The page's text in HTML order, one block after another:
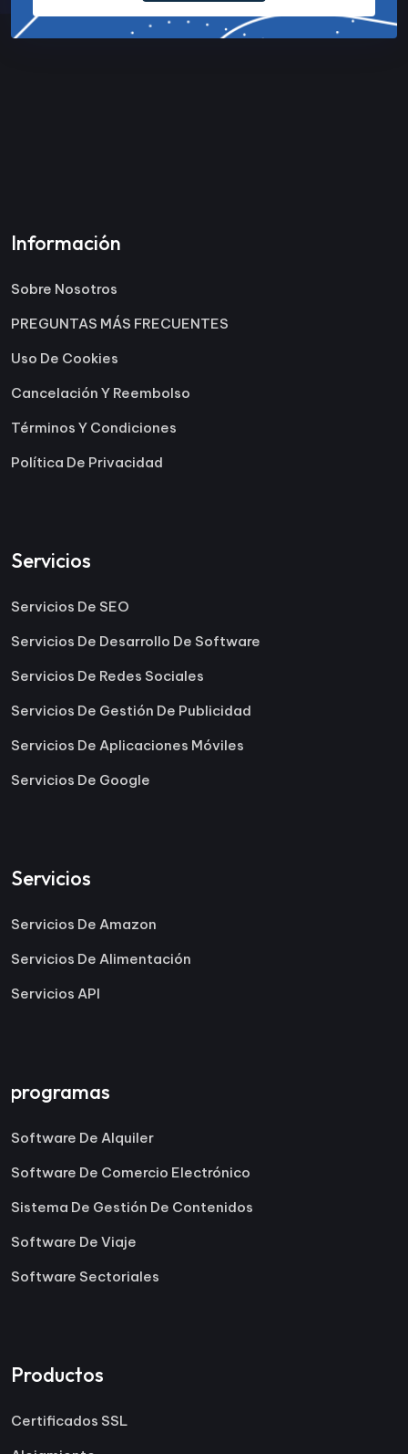
Información
Sobre Nosotros
PREGUNTAS MÁS FRECUENTES
Uso De Cookies
Cancelación Y Reembolso
Términos Y Condiciones
Política De Privacidad
Servicios
Servicios De SEO
Servicios De Desarrollo De Software
Servicios De Redes Sociales
Servicios De Gestión De Publicidad
Servicios De Aplicaciones Móviles
Servicios De Google
Servicios
Servicios De Amazon
Servicios De Alimentación
Servicios API
programas
Software De Alquiler
Software De Comercio Electrónico
Sistema De Gestión De Contenidos
Software De Viaje
Software Sectoriales
Productos
Certificados SSL